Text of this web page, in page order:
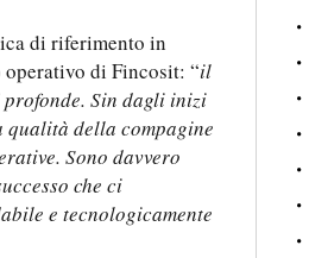
di riferimento in
di Fincosit: “il
Sin dagli inizi
qualità della compagine
Sono davvero
che ci
e tecnologicamente